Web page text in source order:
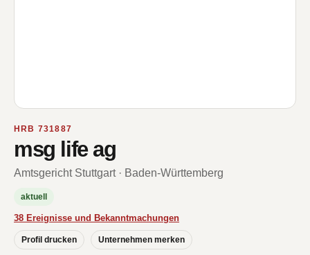
HRB 731887
msg life ag
Amtsgericht Stuttgart · Baden-Württemberg
aktuell
38 Ereignisse und Bekanntmachungen
Profil drucken Unternehmen merken